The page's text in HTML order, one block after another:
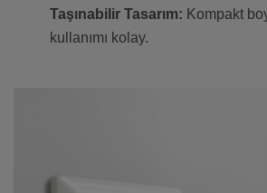
Taşınabilir Tasarım: Kompakt
kullanımı kolay.